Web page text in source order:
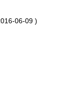
06-09 )